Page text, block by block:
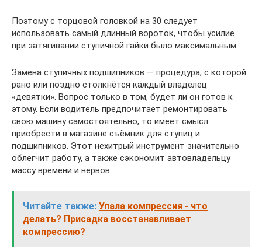
Поэтому с торцовой головкой на 30 следует
использовать самый длинный вороток, чтобы усилие
при затягивании ступичной гайки было максимальным.
Замена ступичных подшипников — процедура, с которой
рано или поздно столкнётся каждый владелец
«девятки». Вопрос только в том, будет ли он готов к
этому. Если водитель предпочитает ремонтировать
свою машину самостоятельно, то имеет смысл
приобрести в магазине съёмник для ступиц и
подшипников. Этот нехитрый инструмент значительно
облегчит работу, а также сэкономит автовладельцу
массу времени и нервов.
Читайте также: Упала компрессия - что
делать? Присадка восстанавливает
компрессию?